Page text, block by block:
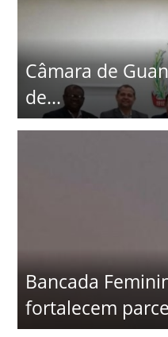
Câmara de
de...
Bancada
fortalecem